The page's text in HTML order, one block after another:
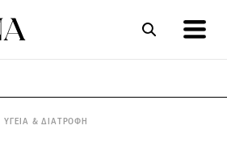
ΥΓΕΙΑ & ΔΙΑΤΡΟΦΗ